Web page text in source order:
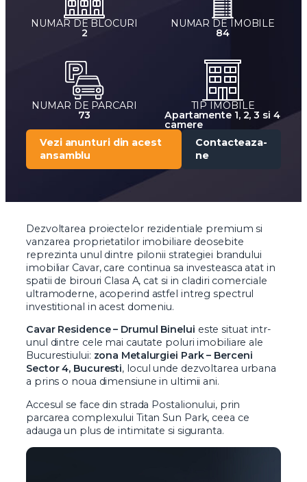
NUMAR DE BLOCURI
2
NUMAR DE IMOBILE
84
NUMAR DE PARCARI
73
TIP IMOBILE
Apartamente 1, 2, 3 si 4
camere
Vezi anunturi din acest
ansamblu
Contacteaza-
ne
Dezvoltarea proiectelor rezidentiale premium si
vanzarea proprietatilor imobiliare deosebite
reprezinta unul dintre pilonii strategiei brandului
imobiliar Cavar, care continua sa investeasca atat in
spatii de birouri Clasa A, cat si in cladiri comerciale
ultramoderne, acoperind astfel intreg spectrul
investitional in acest domeniu.
Cavar Residence – Drumul Binelui este situat intr-
unul dintre cele mai cautate poluri imobiliare ale
Bucurestiului: zona Metalurgiei Park – Berceni
Sector 4, Bucuresti, locul unde dezvoltarea urbana
a prins o noua dimensiune in ultimii ani.
Accesul se face din strada Postalionului, prin
parcarea complexului Titan Sun Park, ceea ce
adauga un plus de intimitate si siguranta.